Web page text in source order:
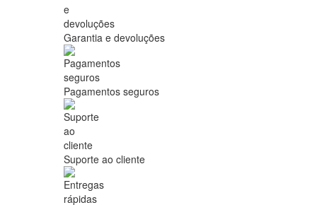
Garantia e devoluções
Pagamentos seguros
Suporte ao cliente